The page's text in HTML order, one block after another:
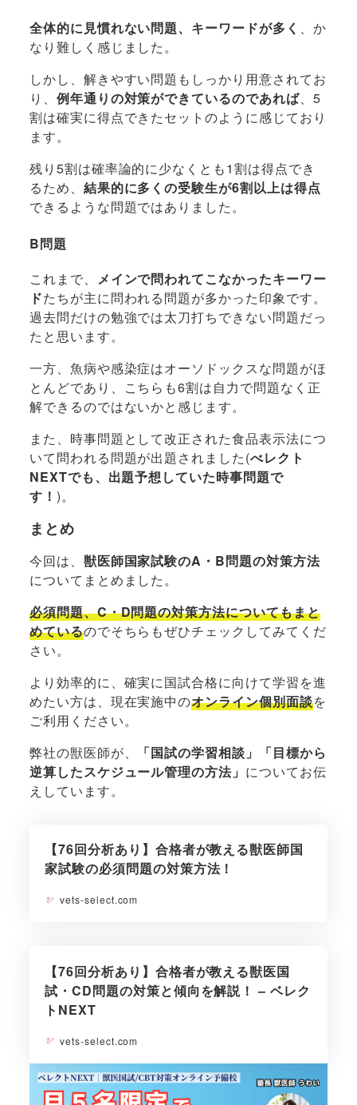
全体的に見慣れない問題、キーワードが多く 、か
なり難しく感じました。
しかし、解きやすい問題もしっかり用意されてお
り、 例年通りの対策ができているのであれば、5
割は確実に得点できたセットのように感じており
ます。
残り5割は確率論的に少なくとも1割は得点でき
るため、 結果的に多くの受験生が6割以上は得点
できるような問題ではありました。
B問題
これまで、 メインで問われてこなかったキーワー
ドたちが主に問われる問題が多かった印象です。
過去問だけの勉強では太刀打ちできない問題だっ
たと思います。
一方、魚病や感染症はオーソドックスな問題がほ
とんどであり、こちらも6割は自力で問題なく正
解できるのではないかと感じます。
また、時事問題として改正された食品表示法につ
いて問われる問題が出題されました(べレクト
NEXTでも、出題予想していた時事問題で
す！ )。
まとめ
今回は、 獣医師国家試験のA・B問題の対策方法
についてまとめました。
必須問題、C・D問題の対策方法についてもまと
めているのでそちらもぜひチェックしてみてくだ
さい。
より効率的に、確実に国試合格に向けて学習を進
めたい方は、現在実施中のオンライン個別面談を
ご利用ください。
弊社の獣医師が、
「国試の学習相談」「目標から
逆算したスケジュール管理の方法」 についてお伝
えしています。
【76回分析あり】合格者が教える獣医師国
家試験の必須問題の対策方法！
vets-select.com
【76回分析あり】合格者が教える獣医国
試・CD問題の対策と傾向を解説！ – ベレク
トNEXT
vets-select.com